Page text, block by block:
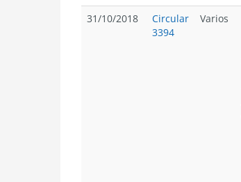
31/10/2018
Circular
3394
Varios